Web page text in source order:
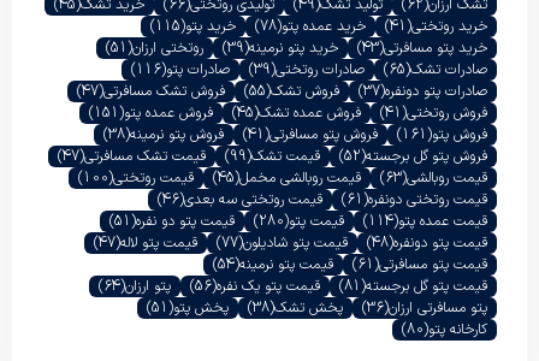
خرید روتختی(41) خرید عمده پتو(78) خرید پتو(115)
خرید پتو مسافرتی(43) خرید پتو نرمینه(39) روتختی ارزان(51)
صادرات تشک(65) صادرات روتختی(39) صادرات پتو(116)
صادرات پتو دونفره(37) فروش تشک(55) فروش تشک مسافرتی(47)
فروش روتختی(41) فروش عمده تشک(45) فروش عمده پتو(151)
فروش پتو(161) فروش پتو مسافرتی(41) فروش پتو نرمینه(38)
فروش پتو گل برجسته(52) قیمت تشک(99) قیمت تشک مسافرتی(47)
قیمت روبالشی(63) قیمت روبالشی مخمل(45) قیمت روتختی(100)
قیمت روتختی دونفره(61) قیمت روتختی سه بعدی(46)
قیمت عمده پتو(114) قیمت پتو(280) قیمت پتو دو نفره(51)
قیمت پتو دونفره(48) قیمت پتو شادیلون(77) قیمت پتو لاله(47)
قیمت پتو مسافرتی(61) قیمت پتو نرمینه(54)
قیمت پتو گل برجسته(81) قیمت پتو یک نفره(56) پتو ارزان(64)
پتو مسافرتی ارزان(36) پخش تشک(38) پخش پتو(51)
کارخانه پتو(80)